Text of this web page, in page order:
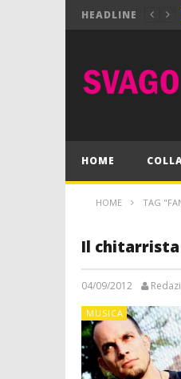
HEADLINE
HOME
HOME TAG
Il
04/09/2012
MUSICA